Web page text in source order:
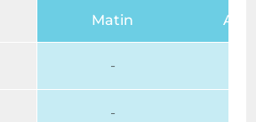
Matin
-
-